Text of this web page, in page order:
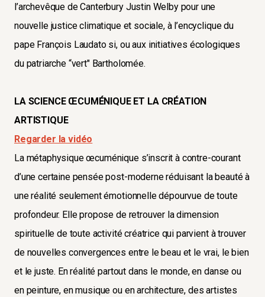
l’archevêque de Canterbury Justin Welby pour une
nouvelle justice climatique et sociale, à l’encyclique du
pape François Laudato si, ou aux initiatives écologiques
du patriarche “vert" Bartholomée.
LA SCIENCE ŒCUMÉNIQUE ET LA CRÉATION
ARTISTIQUE
Regarder la vidéo
La métaphysique œcuménique s’inscrit à contre-courant
d’une certaine pensée post-moderne réduisant la beauté à
une réalité seulement émotionnelle dépourvue de toute
profondeur. Elle propose de retrouver la dimension
spirituelle de toute activité créatrice qui parvient à trouver
de nouvelles convergences entre le beau et le vrai, le bien
et le juste. En réalité partout dans le monde, en danse ou
en peinture, en musique ou en architecture, des artistes